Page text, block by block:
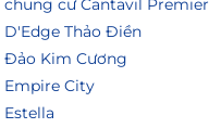
Thảo Điền
Đảo Kim Cương
Empire City